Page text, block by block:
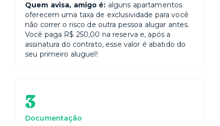
Quem avisa, amigo é: alguns apartamentos
oferecem uma taxa de exclusividade para você
não correr o risco de outra pessoa alugar antes.
Você paga R$ 250,00 na reserva e, após a
assinatura do contrato, esse valor é abatido do
seu primeiro aluguel!
3
Documentação